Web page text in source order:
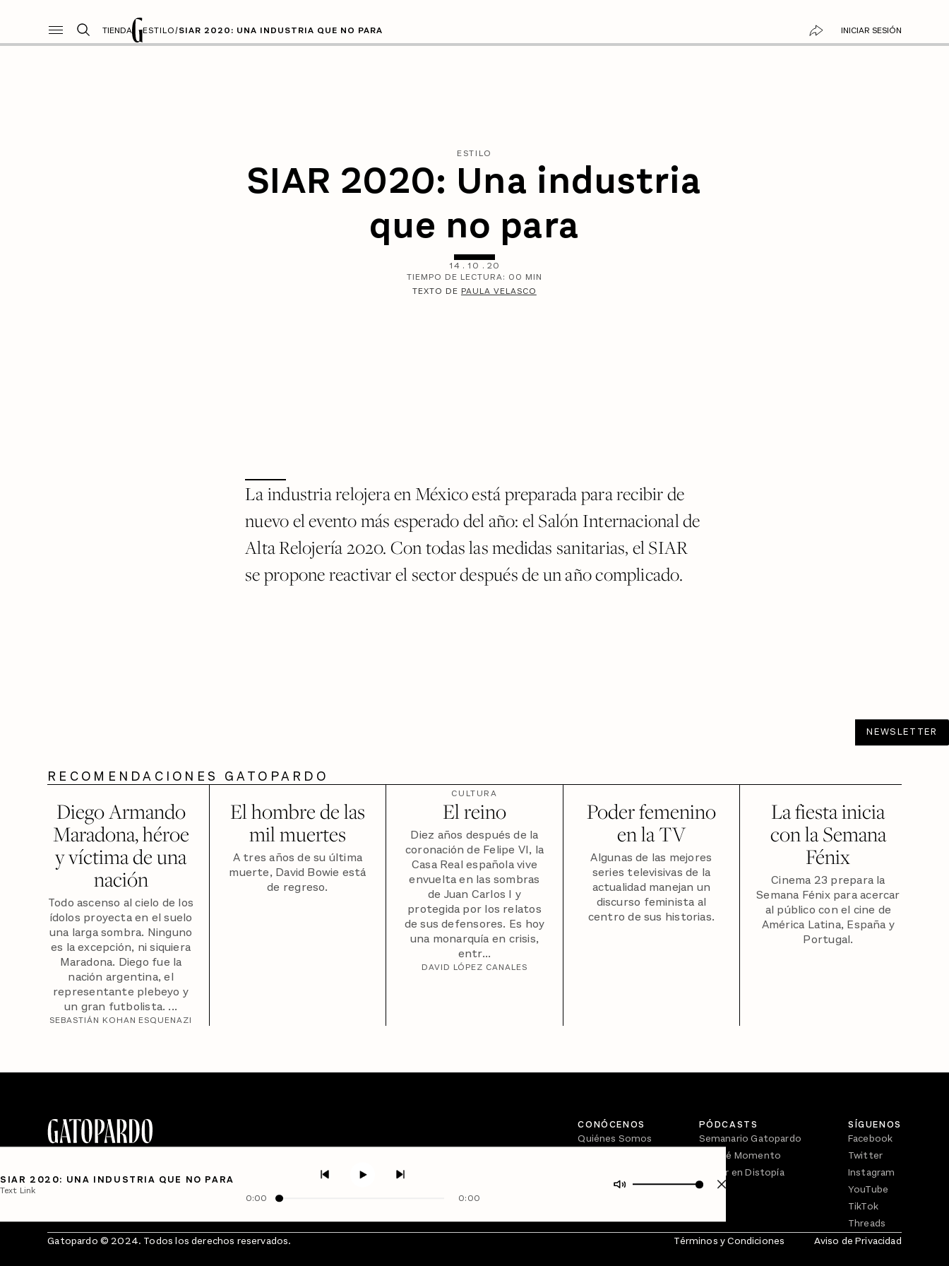
TIENDA ESTILO/SIAR 2020: UNA INDUSTRIA QUE NO PARA INICIAR SESIÓN
ESTILO
SIAR 2020: Una industria
que no para
14 . 10 . 20
TIEMPO DE LECTURA: 00 MIN
TEXTO DE PAULA VELASCO
La industria relojera en México está preparada para recibir de
nuevo el evento más esperado del año: el Salón Internacional de
Alta Relojería 2020. Con todas las medidas sanitarias, el SIAR
se propone reactivar el sector después de un año complicado.
NEWSLETTER
RECOMENDACIONES GATOPARDO
Diego Armando
Maradona, héroe
y víctima de una
nación
Todo ascenso al cielo de los
ídolos proyecta en el suelo
una larga sombra. Ninguno
es la excepción, ni siquiera
Maradona. Diego fue la
nación argentina, el
representante plebeyo y
un gran futbolista. ...
SEBASTIÁN KOHAN ESQUENAZI
El hombre de las
mil muertes
A tres años de su última
muerte, David Bowie está
de regreso.
CULTURA
El reino
Diez años después de la
coronación de Felipe VI, la
Casa Real española vive
envuelta en las sombras
de Juan Carlos I y
protegida por los relatos
de sus defensores. Es hoy
una monarquía en crisis,
entr...
DAVID LÓPEZ CANALES
Poder femenino
en la TV
Algunas de las mejores
series televisivas de la
actualidad manejan un
discurso feminista al
centro de sus historias.
La fiesta inicia
con la Semana
Fénix
Cinema 23 prepara la
Semana Fénix para acercar
al público con el cine de
América Latina, España y
Portugal.
SIAR 2020: UNA INDUSTRIA QUE NO PARA
Text Link
0:00 0:00
CONÓCENOS
Quiénes Somos
PÓDCASTS
Semanario Gatopardo
En Qué Momento
Crecer en Distopía
SÍGUENOS
Facebook
Twitter
Instagram
YouTube
TikTok
Threads
Gatopardo © 2024. Todos los derechos reservados.
Términos y Condiciones Aviso de Privacidad